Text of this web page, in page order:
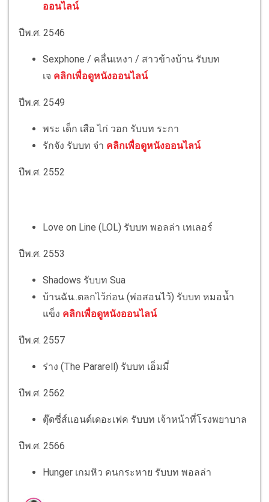
ออนไลน์
ปีพ.ศ. 2546
Sexphone / คลื่นเหงา / สาวข้างบ้าน รับบท
เจ คลิกเพื่อดูหนังออนไลน์
ปีพ.ศ. 2549
พระ เด็ก เสือ ไก่ วอก รับบท ระกา
รักจัง รับบท จ๋า คลิกเพื่อดูหนังออนไลน์
ปีพ.ศ. 2552
Love on Line (LOL) รับบท พอลล่า เทเลอร์
ปีพ.ศ. 2553
Shadows รับบท Sua
บ้านฉัน..ตลกไว้ก่อน (พ่อสอนไว้) รับบท หมอน้ำ
แข็ง คลิกเพื่อดูหนังออนไลน์
ปีพ.ศ. 2557
ร่าง (The Pararell) รับบท เอ็มมี่
ปีพ.ศ. 2562
ตุ๊ดซี่ส์แอนด์เดอะเฟค รับบท เจ้าหน้าที่โรงพยาบาล
ปีพ.ศ. 2566
Hunger เกมหิว คนกระหาย รับบท พอลล่า